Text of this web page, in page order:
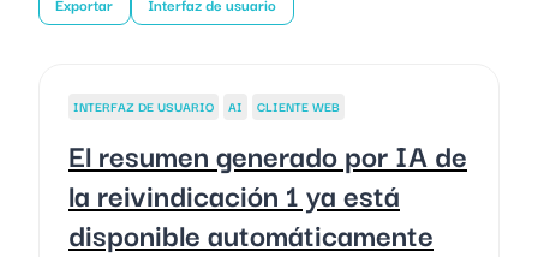
INTERFAZ DE USUARIO AI CLIENTE WEB
El resumen generado por IA de
la reivindicación 1 ya está
disponible automáticamente